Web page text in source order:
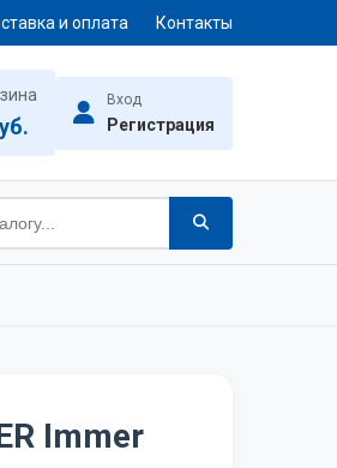
и оплата Контакты
Вход
Регистрация
Immer